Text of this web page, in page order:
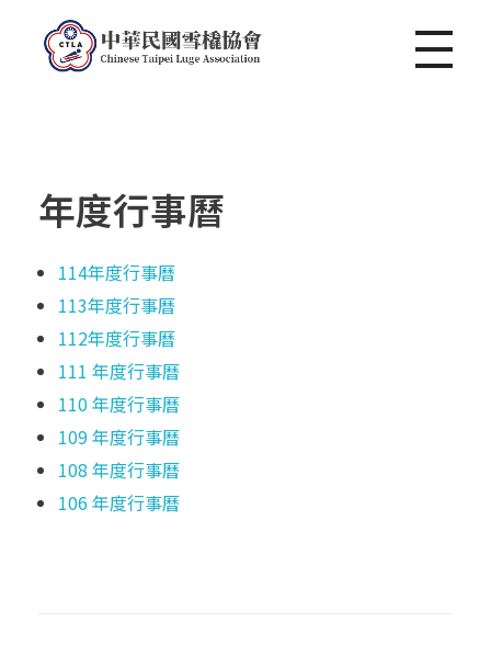
年度行事曆
114年度行事曆
113年度行事曆
112年度行事曆
111 年度行事曆
110 年度行事曆
109 年度行事曆
108 年度行事曆
106 年度行事曆